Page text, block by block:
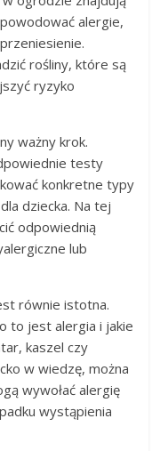
alergie,
rośliny, które są
ryzyko
ważny krok.
testy
konkretne typy
dziecka. Na tej
odpowiednią
lub
równie istotna.
to jest alergia i jakie
kaszel czy
w wiedzę, można
wywołać alergię
wystąpienia